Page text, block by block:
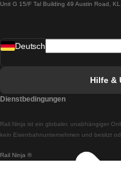
Züge von
Züge von
Züge von
Unit G 15/F Tal Building 49 Austin Road,
Rail Ninja ®
Rail.Ninja ist ein globaler, unabhängiger
kein Eisenbahnunternehmen und besitzt
Deutsch
Hilfe &
Dienstbedingungen